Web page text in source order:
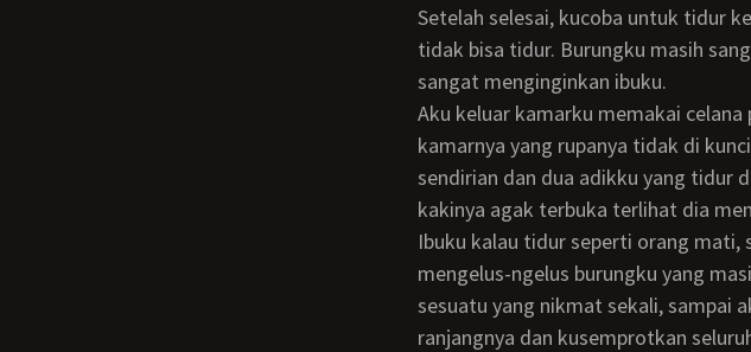
Setelah selesai, kucoba untuk tidur kembali, tetapi meskipun mata terpejam tetap
tidak bisa tidur. Burungku masih
sangat menginginkan ibuku.
Aku keluar kamarku memakai celana pendek, kemudian ke kamar ibuku. Kubuka pintu
kamarnya yang rupanya tidak di
sendirian dan dua adikku yang tidur
kakinya agak terbuka terlihat dia
Ibuku kalau tidur seperti orang mati, susah bangunya, tapi aku takut sekali. Aku mulai
mengelus-ngelus burungku yang
sesuatu yang nikmat sekali, sampai
ranjangnya dan kusemprotkan